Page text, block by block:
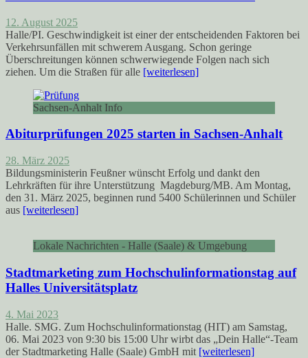
12. August 2025
Halle/PI. Geschwindigkeit ist einer der entscheidenden Faktoren bei
Verkehrsunfällen mit schwerem Ausgang. Schon geringe
Überschreitungen können schwerwiegende Folgen nach sich
ziehen. Um die Straßen für alle [weiterlesen]
Sachsen-Anhalt Info
Abiturprüfungen 2025 starten in Sachsen-Anhalt
28. März 2025
Bildungsministerin Feußner wünscht Erfolg und dankt den
Lehrkräften für ihre Unterstützung Magdeburg/MB. Am Montag,
den 31. März 2025, beginnen rund 5400 Schülerinnen und Schüler
aus [weiterlesen]
Lokale Nachrichten - Halle (Saale) & Umgebung
Stadtmarketing zum Hochschulinformationstag auf
Halles Universitätsplatz
4. Mai 2023
Halle. SMG. Zum Hochschulinformationstag (HIT) am Samstag,
06. Mai 2023 von 9:30 bis 15:00 Uhr wirbt das „Dein Halle“-Team
der Stadtmarketing Halle (Saale) GmbH mit [weiterlesen]